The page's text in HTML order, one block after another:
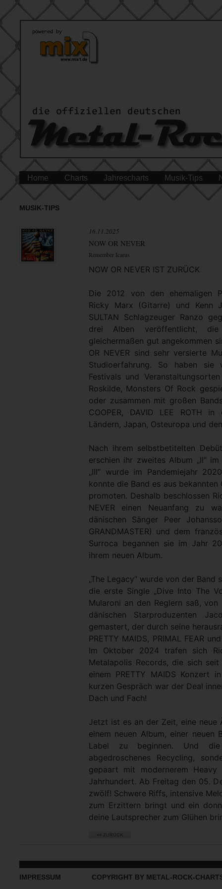
Home Charts Jahrescharts Musik-Tips
MUSIK-TIPS
16.11.2025
NOW OR NEVER
Remember Icarus
NOW OR NEVER IST ZURÜCK
Die 2012 von den ehemaligen
Ricky Marx (Gitarre) und Kenn
SULTAN Schlagzeuger Ranzo
drei Alben veröffentlicht,
gleichermaßen gut angekommen
OR NEVER sind sehr versierte
Studioerfahrung. So haben
Festivals und
Roskilde, Monsters Of Rock
oder zusammen mit großen
COOPER, DAVID LEE ROTH
Ländern, Japan, Osteuropa und
Nach ihrem selbstbetitelten
erschien ihr zweites Album „II”
„III” wurde im Pandemiejahr
konnte die Band es aus
promoten. Deshalb beschlossen
NEVER einen Neuanfang zu
dänischen Sänger Peer
GRANDMASTER) und dem
Surroca begannen sie im Jahr
ihrem neuen Album.
„The Legacy“ wurde von der
die erste Single „Dive Into The
Mularoni an den Reglern saß,
dänischen Starproduzenten
gemastert, der durch seine
PRETTY MAIDS, PRIMAL FEAR
Im Oktober 2024 trafen sich
Metalapolis Records, die sich
einem PRETTY MAIDS Konzert
kurzen Gespräch war der Deal
Dach und Fach!
Jetzt ist es an der Zeit, eine neue
einem neuen Album, einer neuen
Label zu beginnen. Und
abgedroschenes Recycling,
gepaart mit modernerem
Jahrhundert. Ab Freitag den 05.
zwölf! Schwere Riffs, intensive
zum Erzittern bringt und ein
deine Lautsprecher zum Glühen
IMPRESSUM COPYRIGHT BY METAL-ROCK-